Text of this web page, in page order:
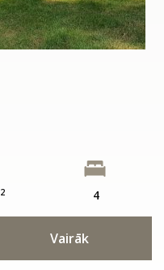
2 4
Vairāk